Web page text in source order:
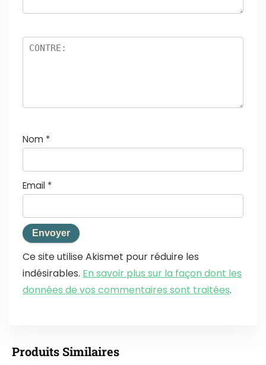
Nom *
Email *
Ce site utilise Akismet pour réduire les
indésirables. En savoir plus sur la façon dont les
données de vos commentaires sont traitées.
Produits Similaires